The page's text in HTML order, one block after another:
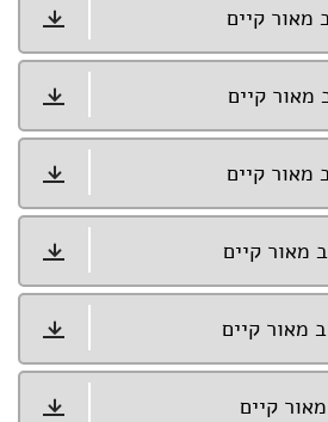
מאור קיים
מאור קיים
מאור קיים
מאור קיים
מאור קיים
קיים